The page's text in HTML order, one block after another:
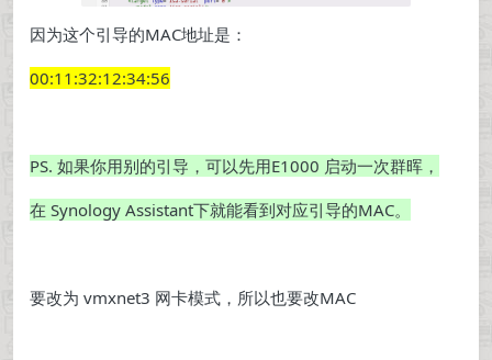
因为这个引导的MAC地址是：
00:11:32:12:34:56
PS. 如果你用别的引导，可以先用E1000 启动一次群晖，
在 Synology Assistant下就能看到对应引导的MAC。
要改为 vmxnet3 网卡模式，所以也要改MAC